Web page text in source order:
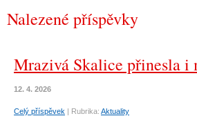
Nalezené příspěvky
Mrazivá Skalice přinesla i
12. 4. 2026
Celý příspěvek | Rubrika: Aktuality